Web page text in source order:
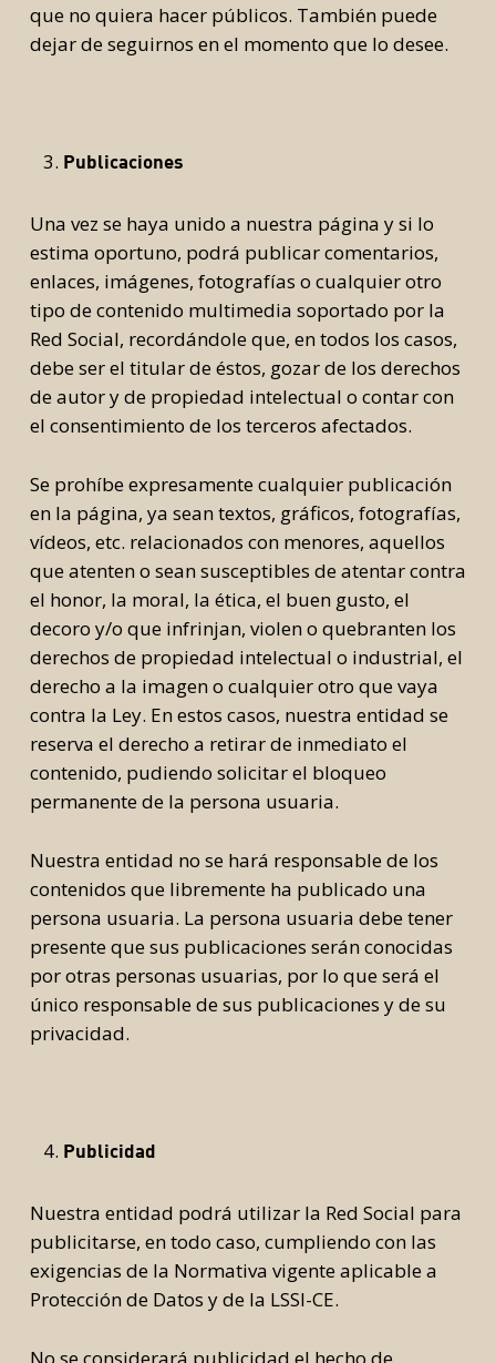
que no quiera hacer públicos. También puede
dejar de seguirnos en el momento que lo desee.
Publicaciones
Una vez se haya unido a nuestra página y si lo
estima oportuno, podrá publicar comentarios,
enlaces, imágenes, fotografías o cualquier otro
tipo de contenido multimedia soportado por la
Red Social, recordándole que, en todos los casos,
debe ser el titular de éstos, gozar de los derechos
de autor y de propiedad intelectual o contar con
el consentimiento de los terceros afectados.
Se prohíbe expresamente cualquier publicación
en la página, ya sean textos, gráficos, fotografías,
vídeos, etc. relacionados con menores, aquellos
que atenten o sean susceptibles de atentar contra
el honor, la moral, la ética, el buen gusto, el
decoro y/o que infrinjan, violen o quebranten los
derechos de propiedad intelectual o industrial, el
derecho a la imagen o cualquier otro que vaya
contra la Ley. En estos casos, nuestra entidad se
reserva el derecho a retirar de inmediato el
contenido, pudiendo solicitar el bloqueo
permanente de la persona usuaria.
Nuestra entidad no se hará responsable de los
contenidos que libremente ha publicado una
persona usuaria. La persona usuaria debe tener
presente que sus publicaciones serán conocidas
por otras personas usuarias, por lo que será el
único responsable de sus publicaciones y de su
privacidad.
Publicidad
Nuestra entidad podrá utilizar la Red Social para
publicitarse, en todo caso, cumpliendo con las
exigencias de la Normativa vigente aplicable a
Protección de Datos y de la LSSI-CE.